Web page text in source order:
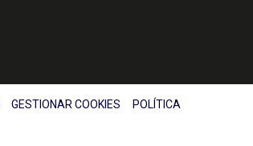
GESTIONAR COOKIES
POLÍTICA